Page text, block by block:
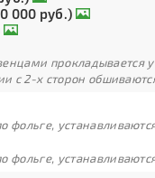
000 руб.)
прокладывается
с 2-х сторон
фольге,
фольге,